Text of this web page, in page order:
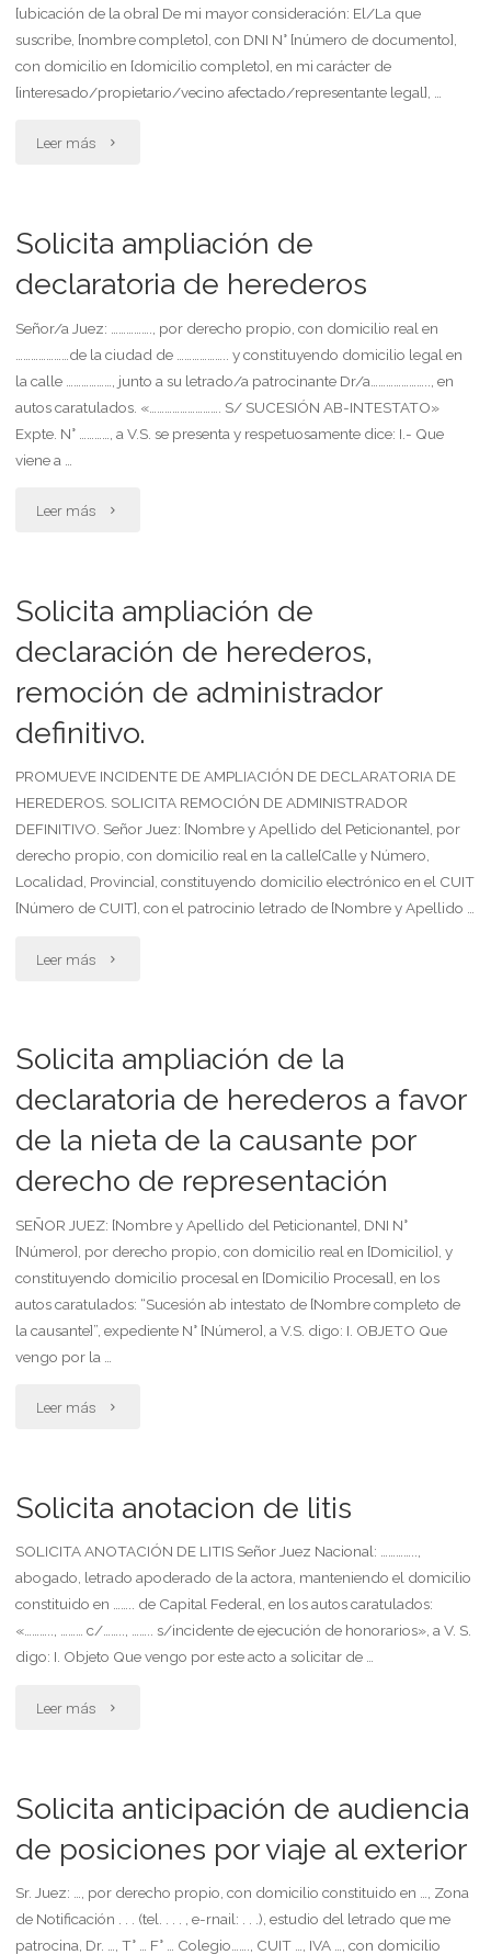
[ubicación de la obra] De mi mayor consideración: El/La que
suscribe, [nombre completo], con DNI N° [número de documento],
con domicilio en [domicilio completo], en mi carácter de
[interesado/propietario/vecino afectado/representante legal], …
Leer más "Solicita
que
o
suspenda
obra
nueva"
Solicita ampliación de
declaratoria de herederos
Señor/a Juez: ……………., por derecho propio, con domicilio real en
…………………de la ciudad de ……………….. y constituyendo domicilio legal en
la calle ………………, junto a su letrado/a patrocinante Dr/a………………….., en
autos caratulados. «………………………. S/ SUCESIÓN AB-INTESTATO»
Expte. N° …………, a V.S. se presenta y respetuosamente dice: I.- Que
viene a …
Leer más "Solicita
declaratoria
de
herederos"
Solicita ampliación de
declaración de herederos,
remoción de administrador
definitivo.
PROMUEVE INCIDENTE DE AMPLIACIÓN DE DECLARATORIA DE
HEREDEROS. SOLICITA REMOCIÓN DE ADMINISTRADOR
DEFINITIVO. Señor Juez: [Nombre y Apellido del Peticionante], por
derecho propio, con domicilio real en la calle[Calle y Número,
Localidad, Provincia], constituyendo domicilio electrónico en el CUIT
[Número de CUIT], con el patrocinio letrado de [Nombre y Apellido …
Leer más "Solicita
declaración
de
herederos,
remoción
administrador
definitivo."
Solicita ampliación de la
declaratoria de herederos a favor
de la nieta de la causante por
derecho de representación
SEÑOR JUEZ: [Nombre y Apellido del Peticionante], DNI N°
[Número], por derecho propio, con domicilio real en [Domicilio], y
constituyendo domicilio procesal en [Domicilio Procesal], en los
autos caratulados: “Sucesión ab intestato de [Nombre completo de
la causante]”, expediente N° [Número], a V.S. digo: I. OBJETO Que
vengo por la …
Leer más "Solicita
declaratoria
de
de
la
nieta
Solicita anotacion de litis
SOLICITA ANOTACIÓN DE LITIS Señor Juez Nacional: …………..,
abogado, letrado apoderado de la actora, manteniendo el domicilio
constituido en …….. de Capital Federal, en los autos caratulados:
«……….., ……… c/…….., …….. s/incidente de ejecución de honorarios», a V. S.
digo: I. Objeto Que vengo por este acto a solicitar de …
Leer más "Solicita
litis"
Solicita anticipación de audiencia
de posiciones por viaje al exterior
Sr. Juez: …, por derecho propio, con domicilio constituido en …, Zona
de Notificación . . . (tel. . . . , e-rnail: . . .), estudio del letrado que me
patrocina, Dr. …, T° … F° … Colegio……., CUIT …, IVA …, con domicilio